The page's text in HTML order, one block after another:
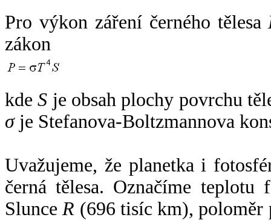
Pro výkon záření černého tělesa
zákon
kdeS je obsah plochy povrchu
σje Stefanova-Boltzmannova
Uvažujeme, že planetka i
černá tělesa. Označíme
SlunceR (696 tisíc km),